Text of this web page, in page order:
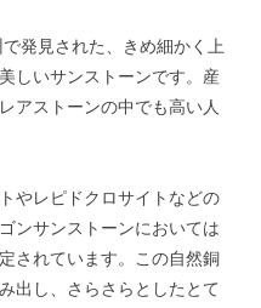
発見された、きめ細かく上
しいサンストーンです。産
アストーンの中でも高い人
やレピドクロサイトなどの
ンサンストーンにおいては
されています。この自然銅
出し、さらさらとしたとて